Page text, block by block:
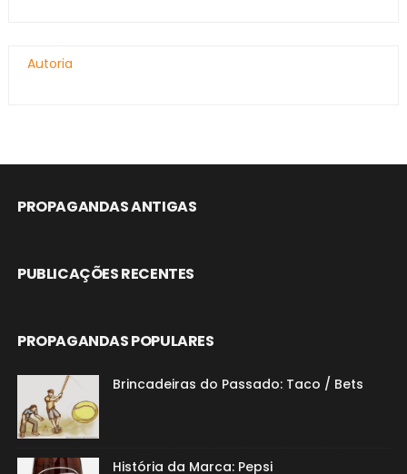
Autoria
PROPAGANDAS ANTIGAS
PUBLICAÇÕES RECENTES
PROPAGANDAS POPULARES
Brincadeiras do Passado: Taco / Bets
História da Marca: Pepsi